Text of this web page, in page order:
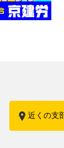
近くの支